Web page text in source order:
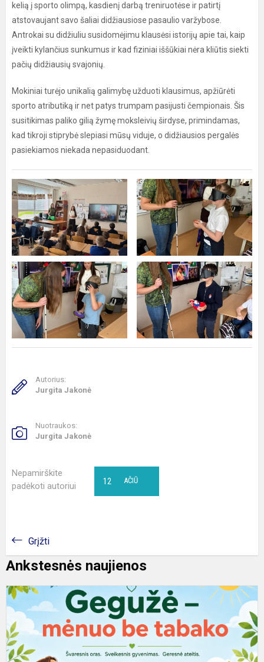
kelią į sporto olimpą, kasdienį darbą treniruotėse ir patirtį
atstovaujant savo šaliai didžiausiose pasaulio varžybose.
Antrokai su didžiuliu susidomėjimu klausėsi istorijų apie tai, kaip
įveikti kylančius sunkumus ir kad fiziniai iššūkiai nėra kliūtis siekti
pačių didžiausių svajonių.
Mokiniai turėjo unikalią galimybę užduoti klausimus, apžiūrėti
sporto atributiką ir net patys trumpam pasijusti čempionais. Šis
susitikimas paliko gilią žymę moksleivių širdyse, primindamas,
kad tikroji stiprybė slepiasi mūsų viduje, o didžiausios pergalės
pasiekiamos niekada nepasiduodant.
Autorius:
Jurgita Jakonė
Nuotraukos:
Jurgita Jakonė
Nepamirškite
padėkoti autoriui
AČIŪ
12
Grįžti
Ankstesnės naujienos